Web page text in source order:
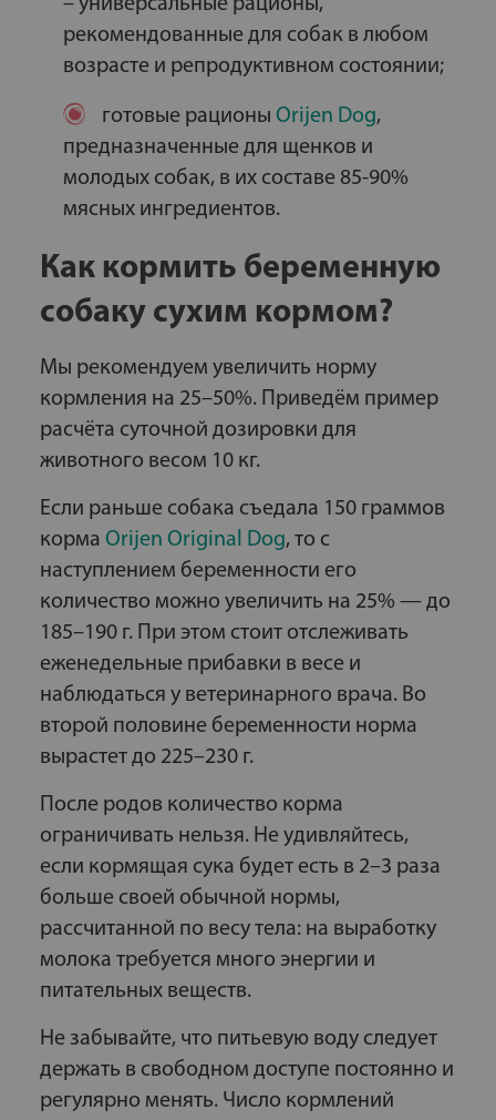
рекомендованные для собак в любом
возрасте и репродуктивном состоянии;
готовые рационы Orijen Dog,
предназначенные для щенков и
молодых собак, в их составе 85-90%
мясных ингредиентов.
Как кормить беременную
собаку сухим кормом?
Мы рекомендуем увеличить норму
кормления на 25–50%. Приведём пример
расчёта суточной дозировки для
животного весом 10 кг.
Если раньше собака съедала 150 граммов
корма Orijen Original Dog, то с
наступлением беременности его
количество можно увеличить на 25% — до
185–190 г. При этом стоит отслеживать
еженедельные прибавки в весе и
наблюдаться у ветеринарного врача. Во
второй половине беременности норма
вырастет до 225–230 г.
После родов количество корма
ограничивать нельзя. Не удивляйтесь,
если кормящая сука будет есть в 2–3 раза
больше своей обычной нормы,
рассчитанной по весу тела: на выработку
молока требуется много энергии и
питательных веществ.
Не забывайте, что питьевую воду следует
держать в свободном доступе постоянно и
регулярно менять. Число кормлений